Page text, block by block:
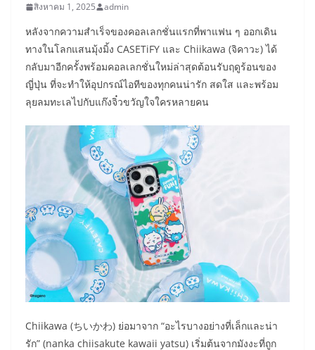
สิงหาคม 1, 2025 admin
หลังจากความสำเร็จของคอลเลกชั่นแรกที่พาแฟน ๆ ออกเดิน
ทางในโลกแสนมุ้งมิ้ง CASETiFY และ Chiikawa (จิคาวะ) ได้
กลับมาอีกครั้งพร้อมคอลเลกชั่นใหม่ล่าสุดต้อนรับฤดูร้อนของ
ญี่ปุ่น ที่จะทำให้อุปกรณ์ไอทีของทุกคนน่ารัก สดใส และพร้อม
ลุยลมทะเลไปกับแก๊งจิ๋วขวัญใจใครหลายคน
Chiikawa (ちいかわ) ย่อมาจาก “อะไรบางอย่างที่เล็กและน่า
รัก” (nanka chiisakute kawaii yatsu) เริ่มต้นจากมังงะที่ถูก